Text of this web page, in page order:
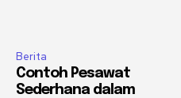
Berita
Contoh Pesawat
Sederhana dalam